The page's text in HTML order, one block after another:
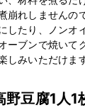
崩れしませんの
したり、ノンオ
ーブンで焼いて
しみいただけます
豆腐1人1